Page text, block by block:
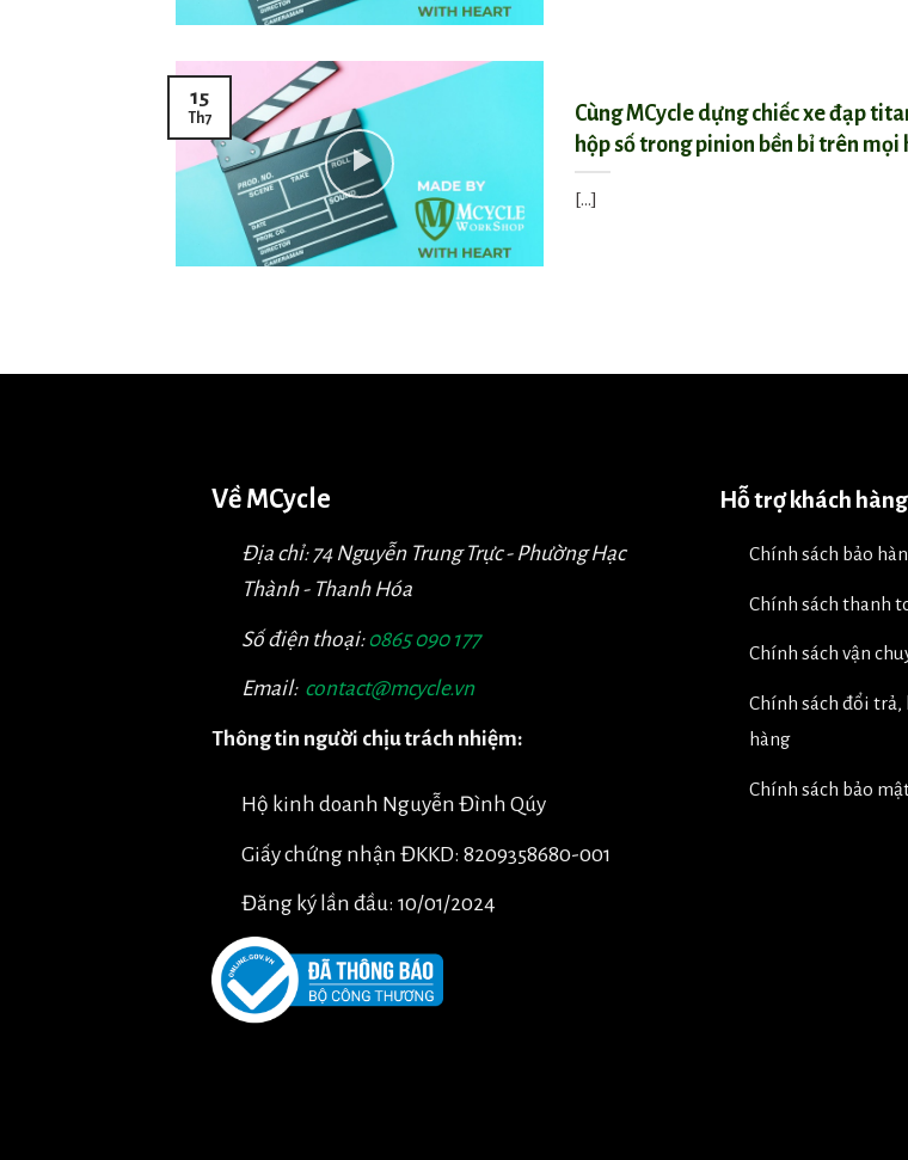
Cùng MCycle dựng chiếc xe đạp
hộp số trong pinion bền bỉ trên mọi
[...]
15
Th7
Về MCycle
Địa chỉ: 74 Nguyễn Trung Trực - Phường Hạc
Thành - Thanh Hóa
Số điện thoại: 0865 090 177
Email: contact@mcycle.vn
Thông tin người chịu trách nhiệm:
Hộ kinh doanh Nguyễn Đình Qúy
Giấy chứng nhận ĐKKD: 8209358680-001
Đăng ký lần đầu: 10/01/2024
Hỗ trợ khách
Chính sách bảo
Chính sách thanh
Chính sách vận
Chính sách đổi trả,
hàng
Chính sách bảo